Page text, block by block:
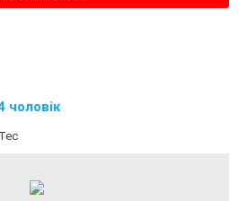
чоловік